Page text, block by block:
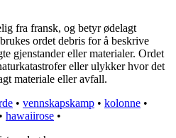
fra fransk, og betyr ødelagt
ordet debris for å beskrive
gjenstander eller materialer. Ordet
eller ulykker hvor det
materiale eller avfall.
• vennskapskamp • kolonne •
• hawaiirose •